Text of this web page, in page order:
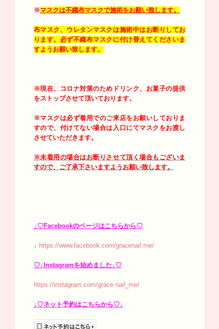
※マスクは不織布マスクで施術をお願い致します。
布マスク、ウレタンマスクは施術中はお断りしてお
ります。必ず不織布マスクに付け替えてくださいま
すようお願い致します。
※現在、コロナ対策のためドリンク、お菓子の提供
をストップさせて頂いております。
※マスクは必ず着用でのご来店をお願いしておりま
すので、付けてない場合は入口にてマスクをお渡し
させていただきます。
※未着用の場合はお断りさせて頂く場合もございま
すので、ご了承下さいますようお願い致します。
↓♡Facebookのページはこちらから♡
↓ https://www.facebook.com/gracenail.me/
♡↓Instagramを始めました↓♡
https://instagram.com/grace.nail_me/
↓♡ネット予約はこちらから♡↓